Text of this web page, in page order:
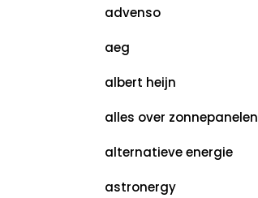
advenso
aeg
albert heijn
alles over zonnepanelen
alternatieve energie
astronergy